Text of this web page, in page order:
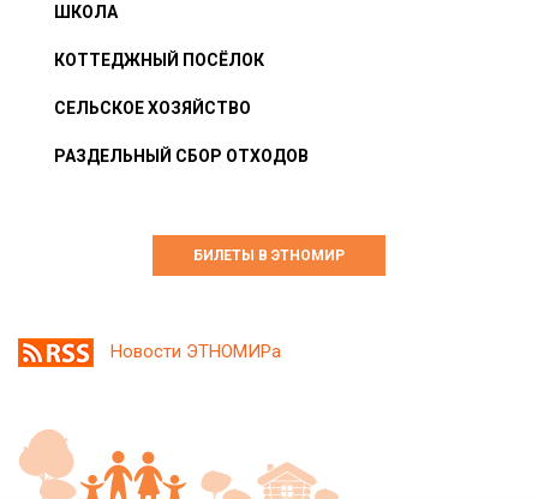
ШКОЛА
КОТТЕДЖНЫЙ ПОСЁЛОК
СЕЛЬСКОЕ ХОЗЯЙСТВО
РАЗДЕЛЬНЫЙ СБОР ОТХОДОВ
БИЛЕТЫ В ЭТНОМИР
Новости ЭТНОМИРа